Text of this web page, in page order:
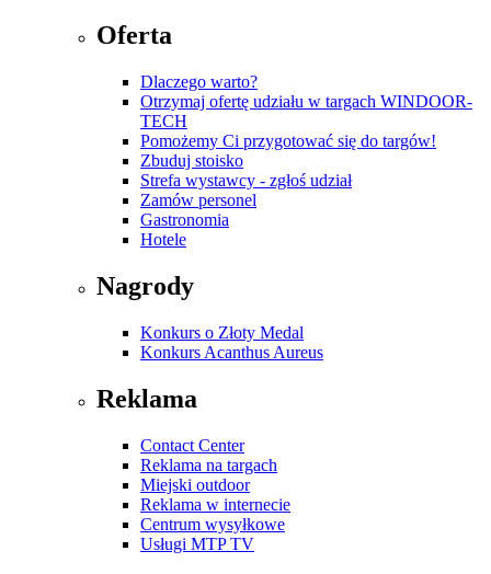
Oferta
Dlaczego warto?
Otrzymaj ofertę udziału w targach WINDOOR-
TECH
Pomożemy Ci przygotować się do targów!
Zbuduj stoisko
Strefa wystawcy - zgłoś udział
Zamów personel
Gastronomia
Hotele
Nagrody
Konkurs o Złoty Medal
Konkurs Acanthus Aureus
Reklama
Contact Center
Reklama na targach
Miejski outdoor
Reklama w internecie
Centrum wysyłkowe
Usługi MTP TV